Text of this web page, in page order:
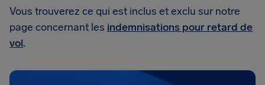
Vous trouverez ce qui est inclus et exclu sur notre
page concernant les indemnisations pour retard de
vol.